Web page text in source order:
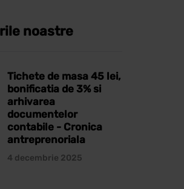
noastre
Tichete de masa 45 lei,
bonificatia de 3% si
arhivarea
documentelor
contabile - Cronica
antreprenoriala
4 decembrie 2025